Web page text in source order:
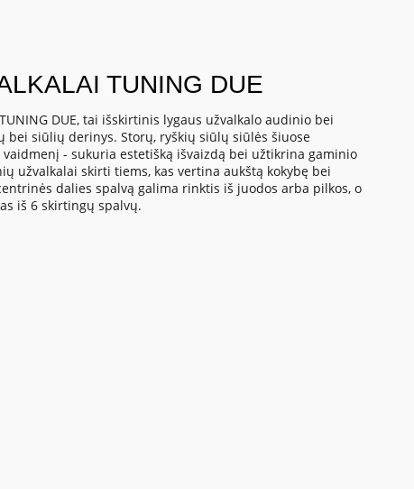
TUNING DUE
DUE, tai išskirtinis lygaus užvalkalo audinio bei
bei siūlių derinys. Storų, ryškių siūlų siūlės šiuose
- sukuria estetišką išvaizdą bei užtikrina gaminio
užvalkalai skirti tiems, kas vertina aukštą kokybę bei
dalies spalvą galima rinktis iš juodos arba pilkos, o
iš 6 skirtingų spalvų.